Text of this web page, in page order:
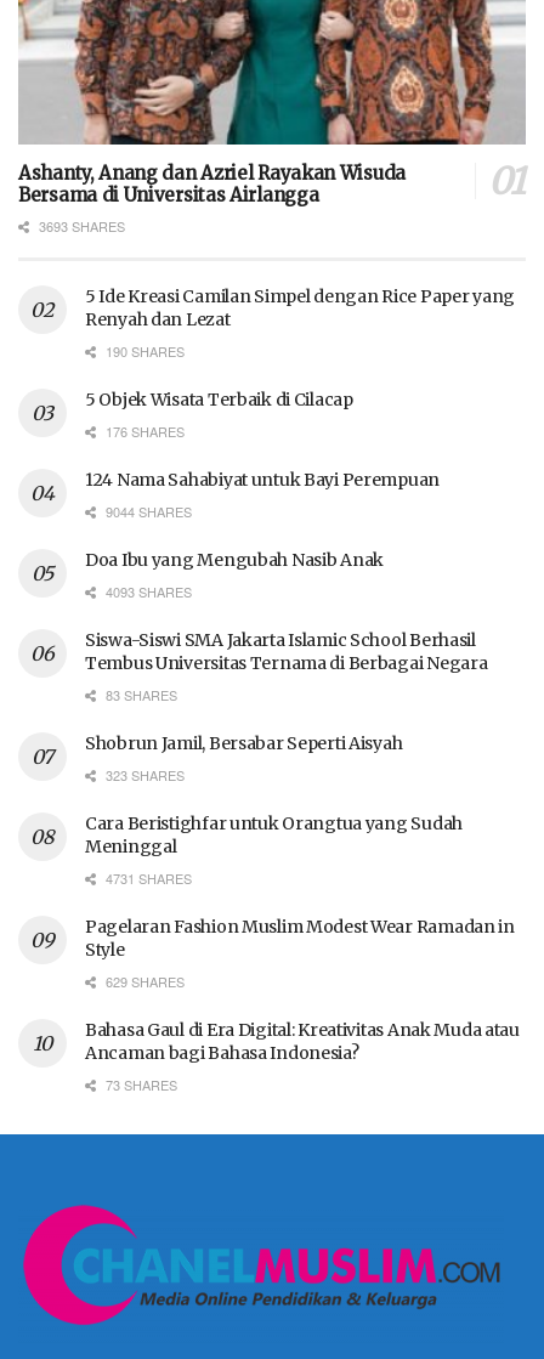
Ashanty, Anang dan Azriel Rayakan Wisuda
Bersama di Universitas Airlangga
3693 SHARES
5 Ide Kreasi Camilan Simpel dengan Rice Paper yang
Renyah dan Lezat
190 SHARES
5 Objek Wisata Terbaik di Cilacap
176 SHARES
124 Nama Sahabiyat untuk Bayi Perempuan
9044 SHARES
Doa Ibu yang Mengubah Nasib Anak
4093 SHARES
Siswa-Siswi SMA Jakarta Islamic School Berhasil
Tembus Universitas Ternama di Berbagai Negara
83 SHARES
Shobrun Jamil, Bersabar Seperti Aisyah
323 SHARES
Cara Beristighfar untuk Orangtua yang Sudah
Meninggal
4731 SHARES
Pagelaran Fashion Muslim Modest Wear Ramadan in
Style
629 SHARES
Bahasa Gaul di Era Digital: Kreativitas Anak Muda atau
Ancaman bagi Bahasa Indonesia?
73 SHARES